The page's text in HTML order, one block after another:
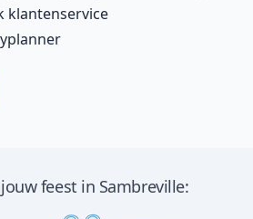
klantenservice
feest in Sambreville: